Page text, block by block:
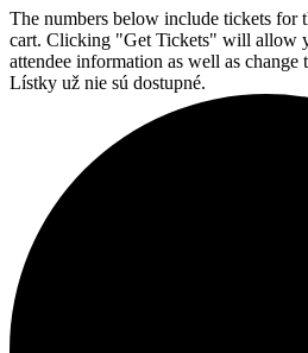
The numbers below include tickets for
cart. Clicking "Get Tickets" will allow
attendee information as well as change
Lístky už nie sú dostupné.